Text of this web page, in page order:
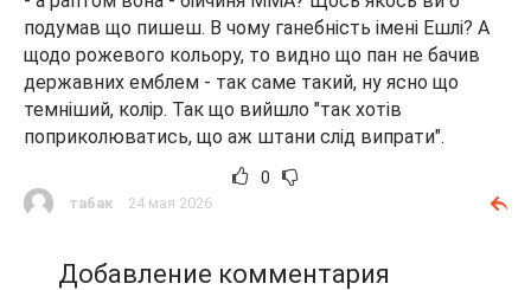
подумав що пишеш. В чому ганебність імені Ешлі? А
щодо рожевого кольору, то видно що пан не бачив
державних емблем - так саме такий, ну ясно що
темніший, колір. Так що вийшло "так хотів
поприколюватись, що аж штани слід випрати".
0
табак 24 мая 2026
Добавление комментария